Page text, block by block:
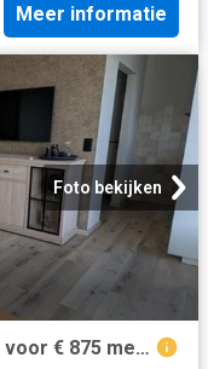
Meer informatie
Foto bekijken
Appartement te huur in Merksem voor € 875 met 1 slaapkamer